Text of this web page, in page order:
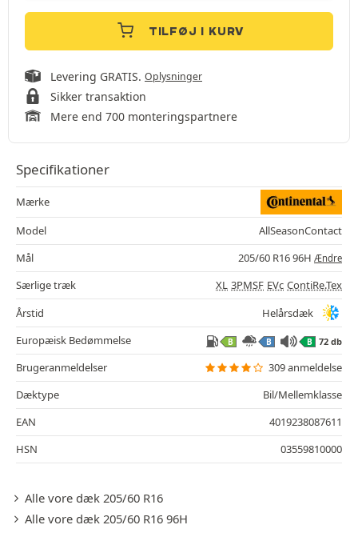
TILFØJ I KURV
Levering GRATIS. Oplysninger
Sikker transaktion
Mere end 700 monteringspartnere
Specifikationer
Mærke
Model
AllSeasonContact
Mål
205/60 R16 96H Ændre
Særlige træk XL 3PMSF EVc ContiRe.Tex
Årstid
Helårsdæk
Europæisk Bedømmelse
B B B 72 db
Brugeranmeldelser
309 anmeldelse
Dæktype
Bil/Mellemklasse
EAN
4019238087611
HSN
03559810000
Alle vore dæk 205/60 R16
Alle vore dæk 205/60 R16 96H